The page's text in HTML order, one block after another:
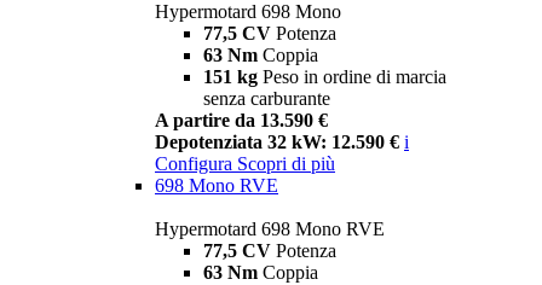
Hypermotard 698 Mono
77,5 CV Potenza
63 Nm Coppia
151 kg Peso in ordine di marcia
senza carburante
A partire da 13.590 €
Depotenziata 32 kW: 12.590 € i
Configura Scopri di più
698 Mono RVE
Hypermotard 698 Mono RVE
77,5 CV Potenza
63 Nm Coppia